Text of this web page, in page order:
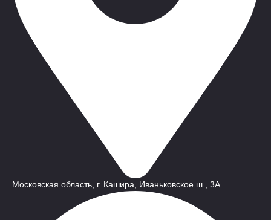
Московская область, г. Кашира, Иваньковское ш., 3A